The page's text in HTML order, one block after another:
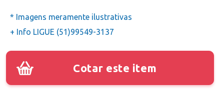
* Imagens meramente ilustrativas
+ Info LIGUE (51)99549-3137
Cotar este item